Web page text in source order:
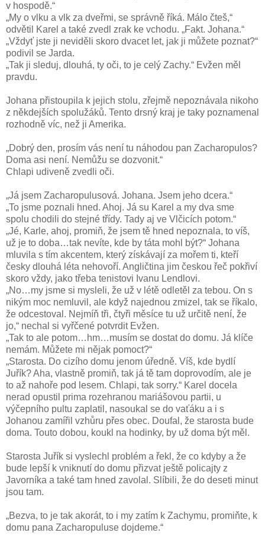
v hospodě.“
„My o vlku a vlk za dveřmi, se správně říká. Málo čteš,“
odvětil Karel a také zvedl zrak ke vchodu. „Fakt. Johana.“
„Vždyť jste ji neviděli skoro dvacet let, jak ji můžete poznat?“
podivil se Jarda.
„Tak ji sleduj, dlouhá, ty oči, to je celý Zachy.“ Evžen měl
pravdu.
Johana přistoupila k jejich stolu, zřejmě nepoznávala nikoho
z někdejších spolužáků. Tento drsný kraj je taky poznamenal
rozhodně víc, než ji Amerika.
„Dobrý den, prosím vás není tu náhodou pan Zacharopulos?
Doma asi není. Nemůžu se dozvonit.“
Chlapi udiveně zvedli oči.
„Já jsem Zacharopulusová. Johana. Jsem jeho dcera.“
„To jsme poznali hned. Ahoj. Já su Karel a my dva sme
spolu chodili do stejné třídy. Tady aj ve Vlčicích potom.“
„Jé, Karle, ahoj, promiň, že jsem tě hned nepoznala, to víš,
už je to doba…tak nevíte, kde by táta mohl být?“ Johana
mluvila s tím akcentem, který získávají za mořem ti, kteří
česky dlouhá léta nehovoří. Angličtina jim českou řeč pokřiví
skoro vždy, jako třeba tenistovi Ivanu Lendlovi.
„No…my jsme si mysleli, že už v létě odletěl za tebou. On s
nikým moc nemluvil, ale když najednou zmizel, tak se říkalo,
že odcestoval. Nejmíň tři, čtyři měsíce tu už určitě není, že
jo,“ nechal si vyřčené potvrdit Evžen.
„Tak to ale potom…hm…musím se dostat do domu. Já klíče
nemám. Můžete mi nějak pomoct?“
„Starosta. Do cizího domu jenom úředně. Víš, kde bydlí
Juřík? Aha, vlastně promiň, tak já tě tam doprovodím, ale je
to až nahoře pod lesem. Chlapi, tak sorry.“ Karel docela
nerad opustil prima rozehranou mariášovou partii, u
výčepního pultu zaplatil, nasoukal se do vaťáku a i s
Johanou zamířil vzhůru přes obec. Doufal, že starosta bude
doma. Touto dobou, koukl na hodinky, by už doma být měl.
Starosta Juřík si vyslechl problém a řekl, že co kdyby a že
bude lepší k vniknutí do domu přizvat ještě policajty z
Javorníka a také tam hned zavolal. Slíbili, že do deseti minut
jsou tam.
„Bezva, to je tak akorát, to i my zatím k Zachymu, promiňte, k
domu pana Zacharopuluse dojdeme.“